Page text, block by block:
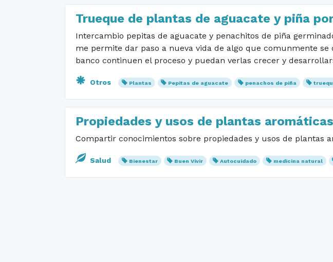
Trueque de plantas de aguacate y piña
Intercambio pepitas de aguacate y penachitos de piña
me permite dar paso a nueva vida de algo que comunmente
banco continuen el proceso y puedan verlas crecer y
Otros Plantas Pepitas de aguacate penachos de piña
Propiedades y usos de plantas
Compartir conocimientos sobre propiedades y usos de plantas
Salud Bienestar Buen Vivir Autocuidado medicina natural